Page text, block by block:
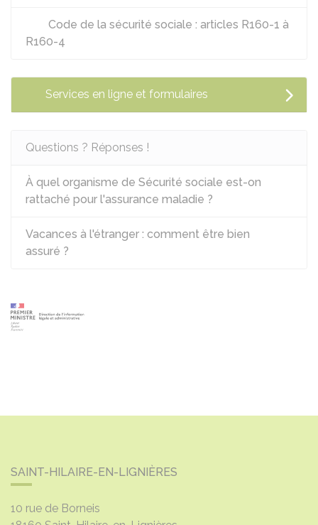
Code de la sécurité sociale : articles R160-1 à
R160-4
Services en ligne et formulaires
Questions ? Réponses !
À quel organisme de Sécurité sociale est-on
rattaché pour l'assurance maladie ?
Vacances à l'étranger : comment être bien
assuré ?
SAINT-HILAIRE-EN-LIGNIÈRES
10 rue de Borneis